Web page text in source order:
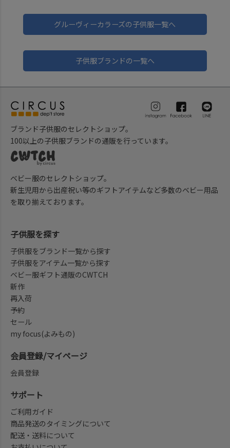
グルーヴィーカラーズの子供服一覧へ
子供服ブランドの一覧へ
ブランド子供服のセレクトショップ。
100以上の子供服ブランドの通販を行っています。
ベビー服のセレクトショップ。
新生児用から出産祝い等のギフトアイテムなど多数のベビー用品
を取り揃えております。
子供服を探す
子供服をブランド一覧から探す
子供服をアイテム一覧から探す
ベビー服ギフト通販のCWTCH
新作
再入荷
予約
セール
my focus(よみもの)
会員登録/マイページ
会員登録
サポート
ご利用ガイド
商品発送のタイミングについて
配送・送料について